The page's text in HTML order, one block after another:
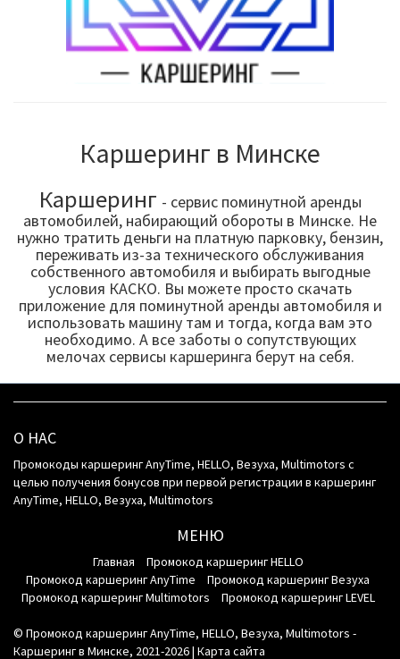
Каршеринг в Минске
Каршеринг - сервис поминутной аренды
автомобилей, набирающий обороты в Минске. Не
нужно тратить деньги на платную парковку, бензин,
переживать из-за технического обслуживания
собственного автомобиля и выбирать выгодные
условия КАСКО. Вы можете просто скачать
приложение для поминутной аренды автомобиля и
использовать машину там и тогда, когда вам это
необходимо. А все заботы о сопутствующих
мелочах сервисы каршеринга берут на себя.
О НАС
Промокоды каршеринг AnyTime, HELLO, Везуха, Multimotors с
целью получения бонусов при первой регистрации в каршеринг
AnyTime, HELLO, Везуха, Multimotors
МЕНЮ
Главная
Промокод каршеринг HELLO
Промокод каршеринг AnyTime
Промокод каршеринг Везуха
Промокод каршеринг Multimotors
Промокод каршеринг LEVEL
© Промокод каршеринг AnyTime, HELLO, Везуха, Multimotors -
Каршеринг в Минске, 2021-2026 | Карта сайта